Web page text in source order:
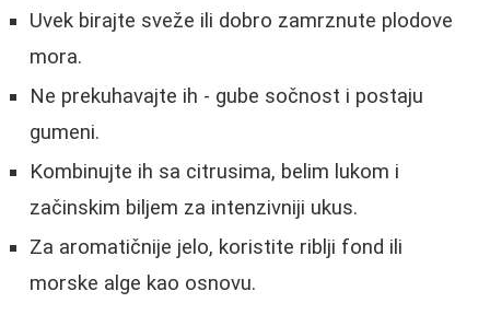
Uvek birajte sveže ili dobro zamrznute plodove
mora.
Ne prekuhavajte ih - gube sočnost i postaju
gumeni.
Kombinujte ih sa citrusima, belim lukom i
začinskim biljem za intenzivniji ukus.
Za aromatičnije jelo, koristite riblji fond ili
morske alge kao osnovu.